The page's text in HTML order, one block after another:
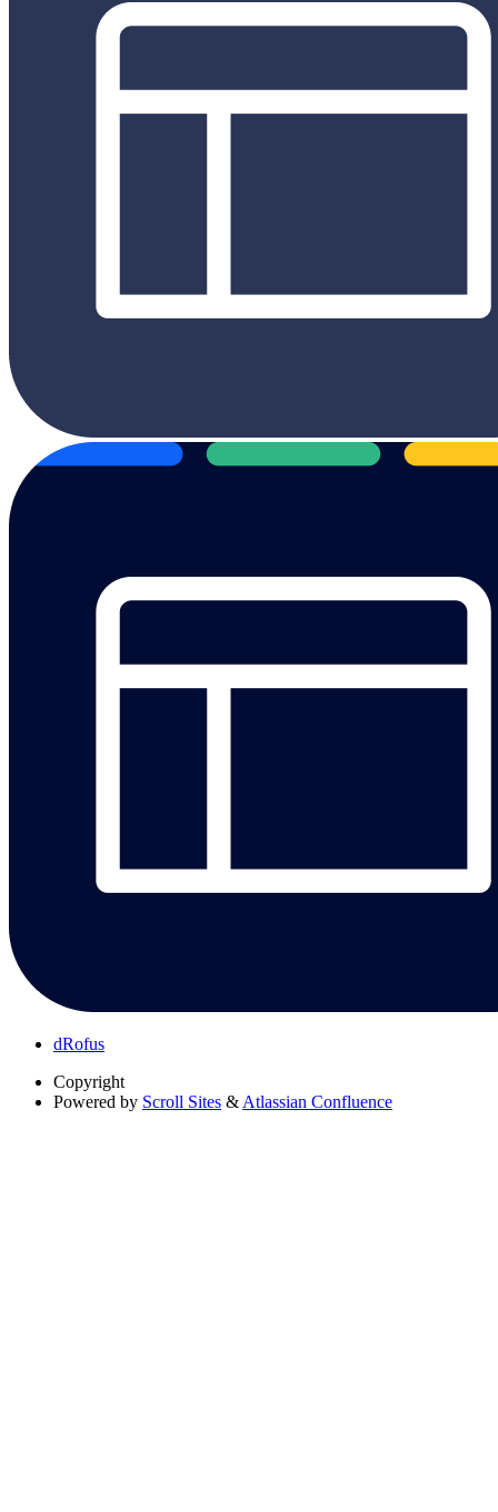
dRofus
Copyright
Powered by Scroll Sites & Atlassian Confluence